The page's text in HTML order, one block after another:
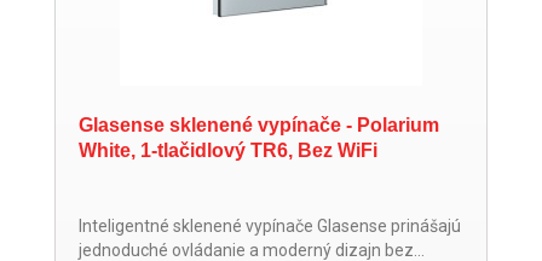
Glasense sklenené vypínače - Polarium
White, 1-tlačidlový TR6, Bez WiFi
Inteligentné sklenené vypínače Glasense prinášajú
jednoduché ovládanie a moderný dizajn bez...